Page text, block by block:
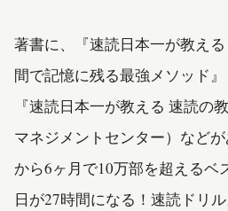
著書に、『速読日本一が教え
間で記憶に残る最強メソッド』
『速読日本一が教える 速読の
マネジメントセンター）など
から6ヶ月で10万部を超えるベ
日が27時間になる！速読ドリ